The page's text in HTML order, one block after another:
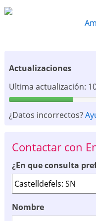
Actualizaciones
Ultima actualización:
¿Datos incorrectos?
Contactar con
¿En que consulta
Nombre